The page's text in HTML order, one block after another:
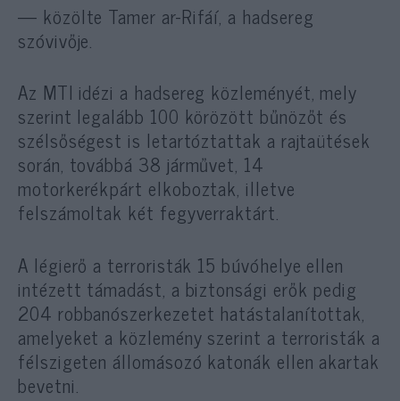
— közölte Tamer ar-Rifáí, a hadsereg
szóvivője.
Az MTI idézi a hadsereg közleményét, mely
szerint legalább 100 körözött bűnözőt és
szélsőségest is letartóztattak a rajtaütések
során, továbbá 38 járművet, 14
motorkerékpárt elkoboztak, illetve
felszámoltak két fegyverraktárt.
A légierő a terroristák 15 búvóhelye ellen
intézett támadást, a biztonsági erők pedig
204 robbanószerkezetet hatástalanítottak,
amelyeket a közlemény szerint a terroristák a
félszigeten állomásozó katonák ellen akartak
bevetni.